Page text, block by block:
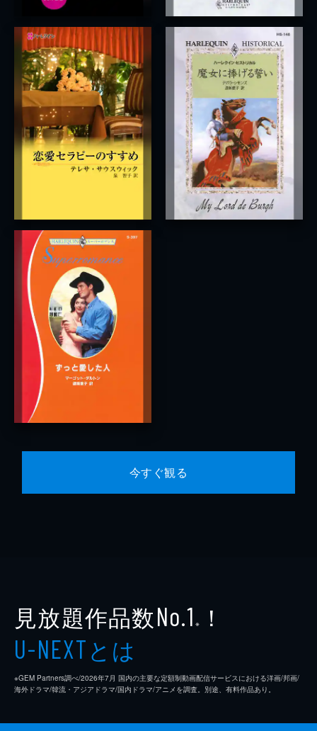
今すぐ観る
見放題作品数No.1 ※ ！
U-NEXTとは
※GEM Partners調べ/2026年7⽉ 国内の主要な定額制動画配信サービスにおける洋画/邦画/
海外ドラマ/韓流・アジアドラマ/国内ドラマ/アニメを調査。別途、有料作品あり。